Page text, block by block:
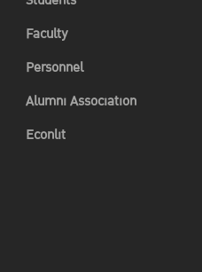
Faculty
Personnel
Alumni Association
Econlit